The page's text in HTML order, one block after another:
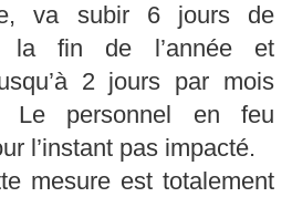
va subir 6 jours de
la fin de l’année et
2 jours par mois
Le personnel en feu
l’instant pas impacté.
mesure est totalement